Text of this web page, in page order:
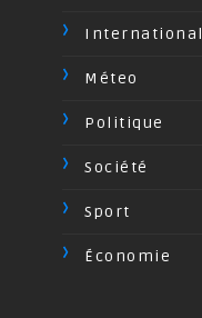
International
Méteo
Politique
Société
Sport
Économie